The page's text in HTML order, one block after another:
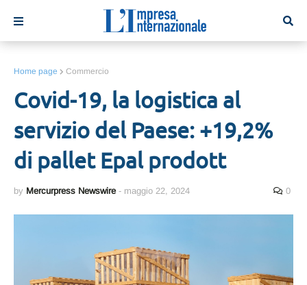
Home page Commercio
Covid-19, la logistica al
servizio del Paese: +19,2%
di pallet Epal prodott
by Mercurpress Newswire - maggio 22, 2024 0